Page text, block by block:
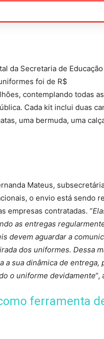
da Secretaria de Educação
foi de R$
contemplando todas
Cada kit inclui duas
uma bermuda, uma
Mateus,
o envio está sendo
empresas contratadas. “
as entregas
devem aguardar a
dos uniformes. Dessa
a sua dinâmica de entrega,
o uniforme devidamente”,
ferramenta